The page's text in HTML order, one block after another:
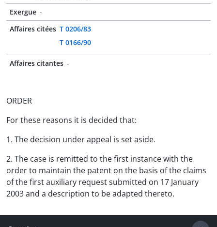
Exergue -
Affaires citées T 0206/83
T 0166/90
Affaires citantes -
ORDER
For these reasons it is decided that:
1. The decision under appeal is set aside.
2. The case is remitted to the first instance with the
order to maintain the patent on the basis of the claims
of the first auxiliary request submitted on 17 January
2003 and a description to be adapted thereto.